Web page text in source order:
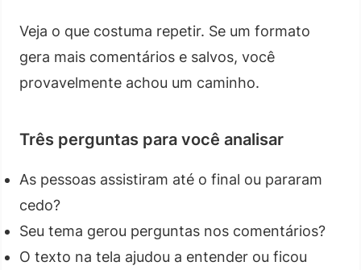
Veja o que costuma repetir. Se um formato
gera mais comentários e salvos, você
provavelmente achou um caminho.
Três perguntas para você analisar
As pessoas assistiram até o final ou pararam
cedo?
Seu tema gerou perguntas nos comentários?
O texto na tela ajudou a entender ou ficou